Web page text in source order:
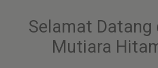
Selamat Datang
Mutiara